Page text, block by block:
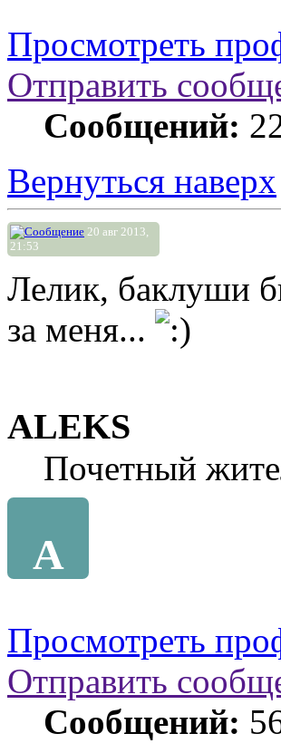
Просмотреть
Отправить
Сообщений:
Вернуться наверх
20 авг 2013,
21:53
Лелик, баклуши
за меня...
ALEKS
Почетный
A
Просмотреть
Отправить
Сообщений: